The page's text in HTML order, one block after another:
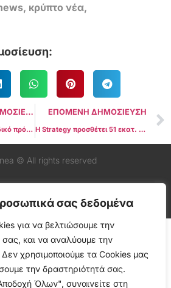
σας δεδομένα
για να βελτιώσουμε την
σας, και να αναλύουμε την
χρησιμοποιούμε τα Cookies μας
την δραστηριότητά σας.
Όλων", συναινείτε στη
, κρύπτο νέα,
ΠΡΟΗΓΟΥΜΕΝΗ ΔΗΜΟΣΙΕΥΣΗ
Η FED τερματίζει το ειδικό πρόγραμμα εποπτείας για τις δραστηριότητες των τραπεζών με κρυπτονομίσματα
ΕΠΟΜΕΝΗ ΔΗΜΟΣΙΕΥΣΗ
Η Strategy προσθέτει 51 εκατ. δολάρια σε Bitcoin καθώς η τιμή αγγίζει τα $124K πριν την πτώση
© All rights reserved